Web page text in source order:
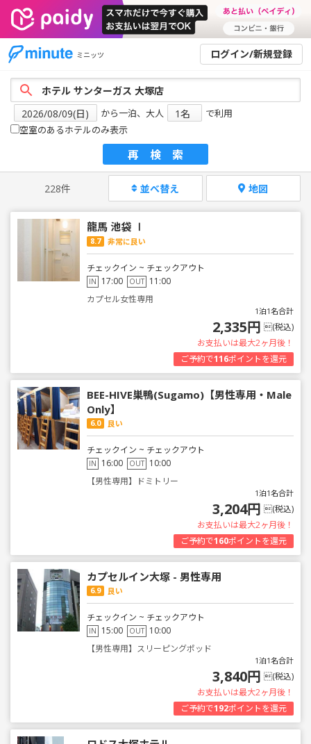
ミニッツ ログイン/新規登録
から一泊、大人
で利用
空室のあるホテルのみ表示
再検索
228件 並べ替え 地図
龍馬 池袋 Ⅰ
8.7 非常に良い
チェックイン ~ チェックアウト
IN 17:00 OUT 11:00
カプセル女性専用
1泊1名合計
2,335円 (税込)
お支払いは最大2ヶ月後！
ご予約で116ポイントを還元
BEE-HIVE巣鴨(Sugamo)【男性専用・Male
Only】
6.0 良い
チェックイン ~ チェックアウト
IN 16:00 OUT 10:00
【男性専用】ドミトリー
1泊1名合計
3,204円 (税込)
お支払いは最大2ヶ月後！
ご予約で160ポイントを還元
カプセルイン大塚 - 男性専用
6.9 良い
チェックイン ~ チェックアウト
IN 15:00 OUT 10:00
【男性専用】スリーピングポッド
1泊1名合計
3,840円 (税込)
お支払いは最大2ヶ月後！
ご予約で192ポイントを還元